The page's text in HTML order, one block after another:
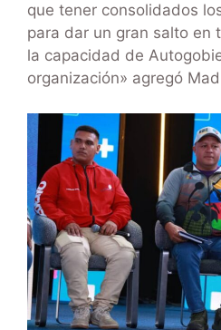
que tener consolidados
para dar un gran salto en
la capacidad de
organización» agregó